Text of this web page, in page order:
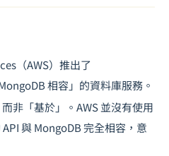
（AWS）推出了
相容」的資料庫服務。
非「基於」。AWS 並沒有使用
與 MongoDB 完全相容，意